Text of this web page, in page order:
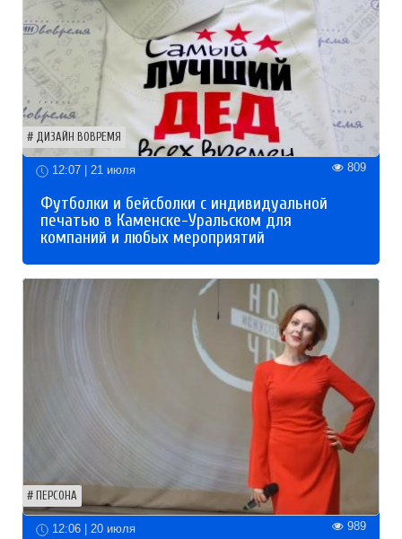
ДИЗАЙН ВОВРЕМЯ
12:07 | 21 июля 809
Футболки и бейсболки с индивидуальной
печатью в Каменске-Уральском для
компаний и любых мероприятий
ПЕРСОНА
12:06 | 20 июля 989